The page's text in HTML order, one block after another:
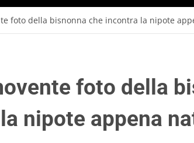
foto della bisnonna che incontra la nipote
foto della
nipote appena